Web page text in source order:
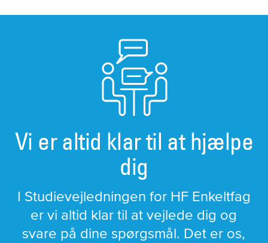
Vi er altid klar til at hjælpe
dig
I Studievejledningen for HF Enkeltfag
er vi altid klar til at vejlede dig og
svare på dine spørgsmål. Det er os,